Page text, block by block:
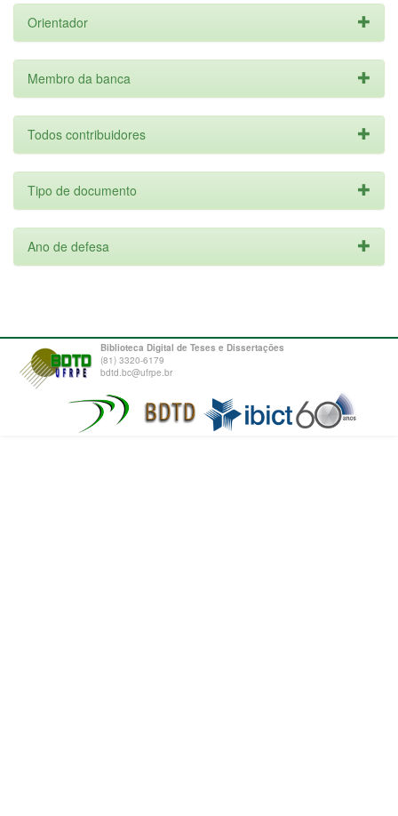
Orientador
Membro da banca
Todos contribuidores
Tipo de documento
Ano de defesa
Biblioteca Digital de Teses e Dissertações
(81) 3320-6179
bdtd.bc@ufrpe.br